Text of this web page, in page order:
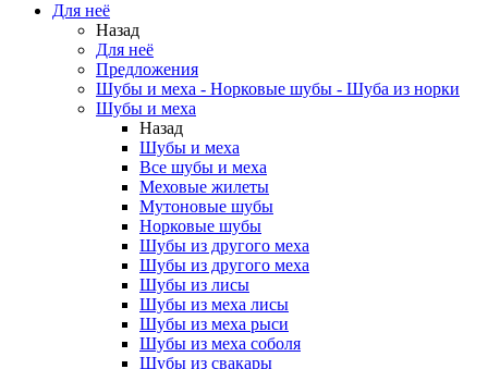
Для неё
Назад
Для неё
Предложения
Шубы и меха - Норковые шубы - Шуба из норки
Шубы и меха
Назад
Шубы и меха
Все шубы и меха
Меховые жилеты
Мутоновые шубы
Норковые шубы
Шубы из другого меха
Шубы из другого меха
Шубы из лисы
Шубы из меха лисы
Шубы из меха рыси
Шубы из меха соболя
Шубы из свакары